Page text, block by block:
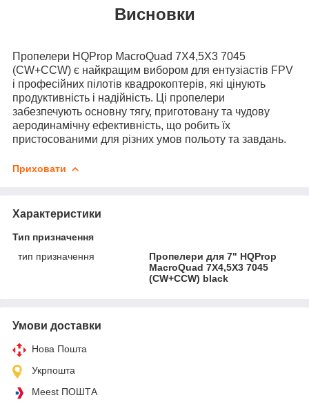
Висновки
Пропелери HQProp MacroQuad 7X4,5X3 7045
(CW+CCW) є найкращим вибором для ентузіастів FPV
і професійних пілотів квадрокоптерів, які цінують
продуктивність і надійність. Ці пропелери
забезпечують основну тягу, приготовану та чудову
аеродинамічну ефективність, що робить їх
пристосованими для різних умов польоту та завдань.
Приховати
Характеристики
Тип призначення
тип призначення
Пропелери для 7" HQProp
MacroQuad 7X4,5X3 7045
(CW+CCW) black
Умови доставки
Нова Пошта
Укрпошта
Meest ПОШТА